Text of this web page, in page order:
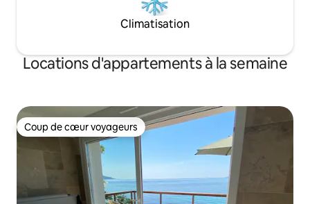
Climatisation
Locations d'appartements à la semaine
Coup de cœur voyageurs
Coup de cœur voyageurs